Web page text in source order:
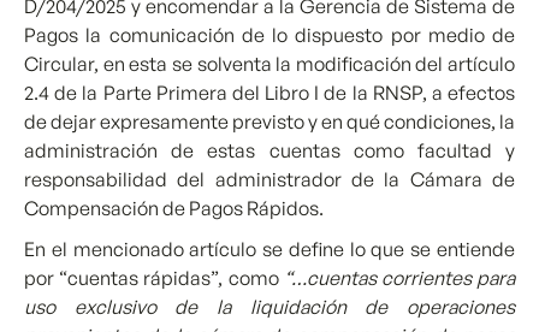
D/204/2025 y encomendar a la Gerencia de Sistema de
Pagos la comunicación de lo dispuesto por medio de
Circular, en esta se solventa la modificación del artículo
2.4 de la Parte Primera del Libro I de la RNSP, a efectos
de dejar expresamente previsto y en qué condiciones, la
administración de estas cuentas como facultad y
responsabilidad del administrador de la Cámara de
Compensación de Pagos Rápidos.
En el mencionado artículo se define lo que se entiende
por “cuentas rápidas”, como “…cuentas corrientes para
uso exclusivo de la liquidación de operaciones